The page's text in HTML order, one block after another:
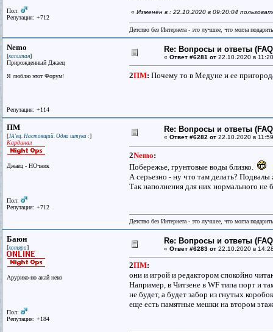
Пол:
Репутация: +712
« Изменён в : 22.10.2020 в 09:20:04
Детство без Интернета - это лучшее, что могла
Nemo
[капитан]
Прирожденный Джаец
Я люблю этот Форум!
Репутация: +114
Re: Вопросы и ответы
« Ответ #6281 от 22.10.2020 в
2ПМ: Почему то в Медуне и ее
ПМ
[JA'ец. Настоящий. Одна штука :]
Кардинал
Джаец - НОчник
Пол:
Репутация: +712
Re: Вопросы и ответы
« Ответ #6282 от 22.10.2020 в
2Nemo:
Побережье, грунтовые воды близко.
А серьезно - ну что там делать?
Так наполнения для них нормального не
Детство без Интернета - это лучшее, что могла
Баюн
[котяра]
Арурико-но акай неко
Пол:
Репутация: +184
Re: Вопросы и ответы
« Ответ #6283 от 22.10.2020 в
2ПМ:
они и игрой и редактором спокойно
Например, в Читзене в WF типа порт и
не будет, а будет забор из гнутых
еще есть памятные мешки на втором